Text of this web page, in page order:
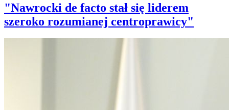
"Nawrocki de facto stał się liderem
szeroko rozumianej centroprawicy"